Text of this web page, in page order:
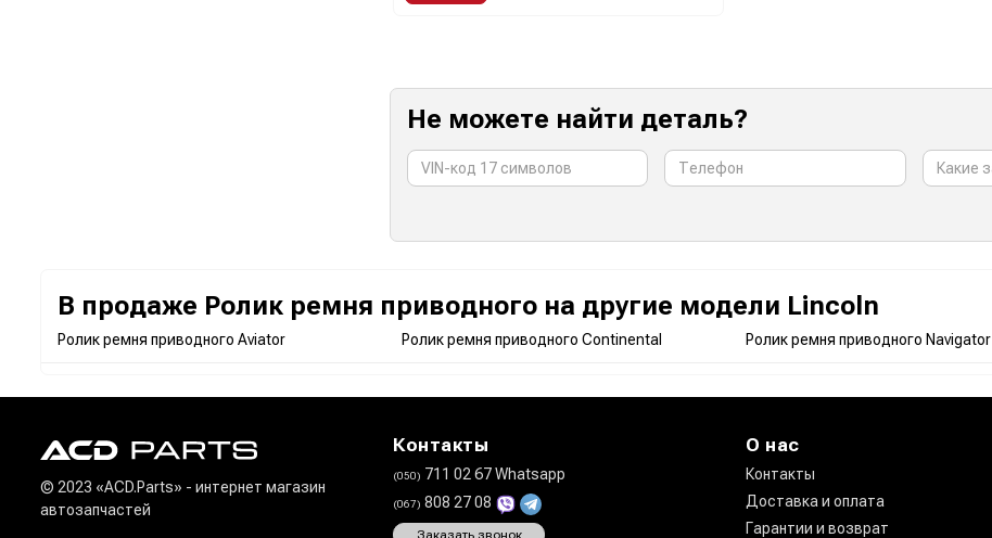
Не можете найти деталь?
В продаже Ролик ремня приводного на другие модели Lincoln
Ролик ремня приводного Aviator Ролик ремня приводного Continental Ролик ремня приводного Navigator
© 2023 «ACD.Parts» - интернет магазин
автозапчастей
Контакты
(050) 711 02 67 Whatsapp
(067) 808 27 08
Заказать звонок
О нас
Контакты
Доставка и оплата
Гарантии и возврат